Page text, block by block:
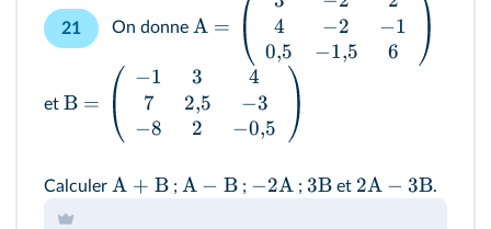
21 On donne A =
4
0,5
−2
−1,5
−1
6
et B =
−1
7
−8
3
2,5
2
4
−3
−0,5
Calculer A + B ; A − B; −2A ; 3Bet 2A − 3B.